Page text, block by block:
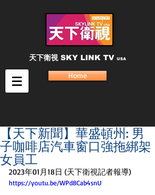
天下衛視 SKY LINK TV USA
Home
【天下新聞】華盛頓州: 男
子咖啡店汽車窗口強拖綁架
女員工
2023年01月18日 (天下衛視記者報導)
https://youtu.be/WPd8Cab4snU